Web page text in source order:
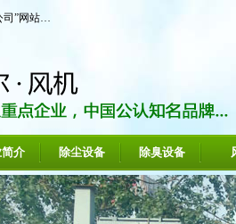
司”网站…
介 除尘设备 除臭设备